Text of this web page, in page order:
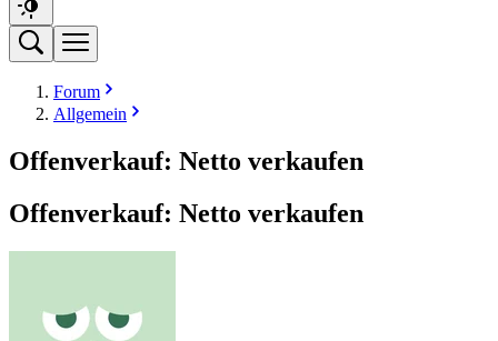
Forum
Allgemein
Offenverkauf: Netto verkaufen
Offenverkauf: Netto verkaufen